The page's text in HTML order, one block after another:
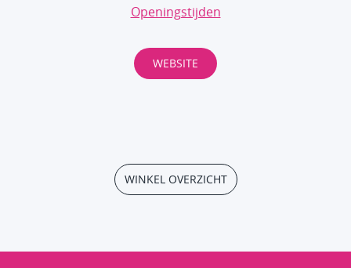
Openingstijden
WEBSITE
WINKEL OVERZICHT